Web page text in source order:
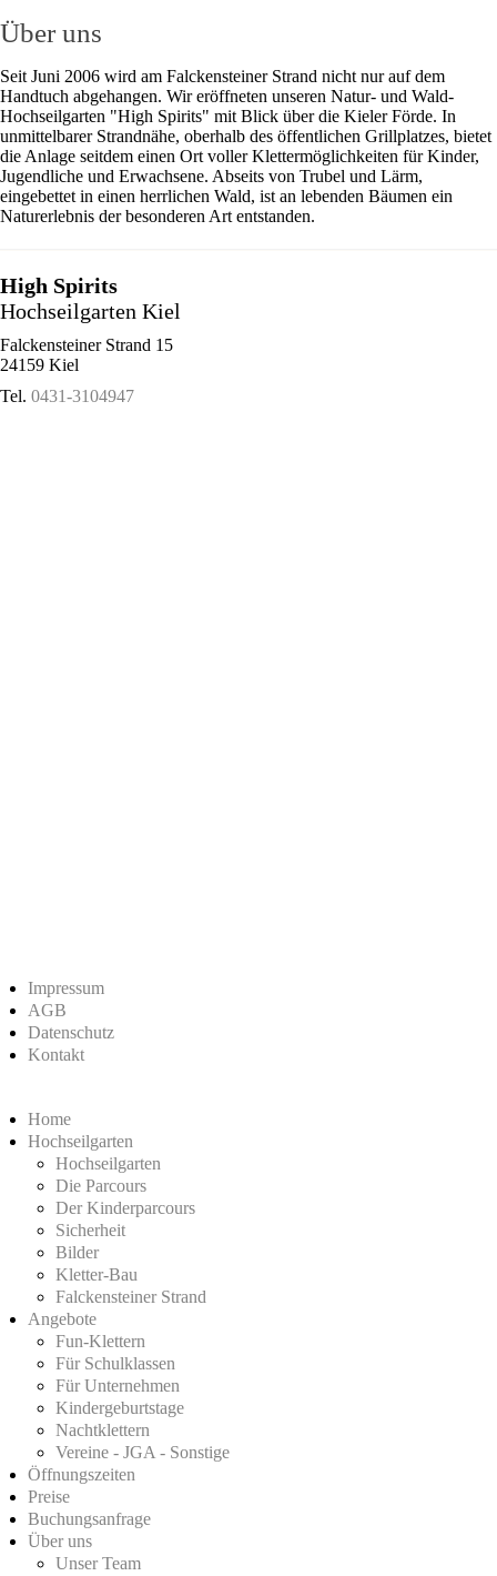
Über uns
Seit Juni 2006 wird am Falckensteiner Strand nicht nur auf dem
Handtuch abgehangen. Wir eröffneten unseren Natur- und Wald-
Hochseilgarten "High Spirits" mit Blick über die Kieler Förde. In
unmittelbarer Strandnähe, oberhalb des öffentlichen Grillplatzes, bietet
die Anlage seitdem einen Ort voller Klettermöglichkeiten für Kinder,
Jugendliche und Erwachsene. Abseits von Trubel und Lärm,
eingebettet in einen herrlichen Wald, ist an lebenden Bäumen ein
Naturerlebnis der besonderen Art entstanden.
High Spirits
Hochseilgarten Kiel
Falckensteiner Strand 15
24159 Kiel
Tel. 0431-3104947
Impressum
AGB
Datenschutz
Kontakt
Home
Hochseilgarten
Hochseilgarten
Die Parcours
Der Kinderparcours
Sicherheit
Bilder
Kletter-Bau
Falckensteiner Strand
Angebote
Fun-Klettern
Für Schulklassen
Für Unternehmen
Kindergeburtstage
Nachtklettern
Vereine - JGA - Sonstige
Öffnungszeiten
Preise
Buchungsanfrage
Über uns
Unser Team